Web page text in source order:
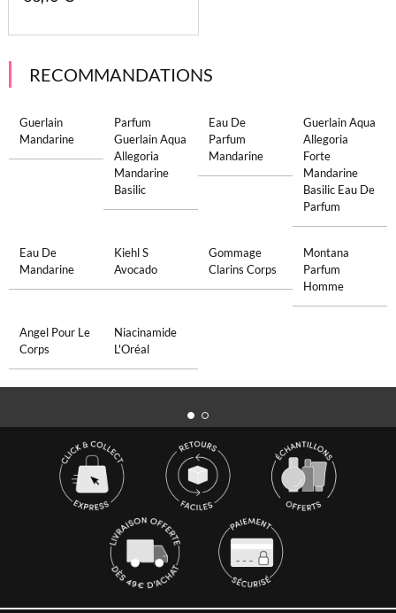
RECOMMANDATIONS
Guerlain
Mandarine
Parfum
Guerlain Aqua
Allegoria
Mandarine
Basilic
Eau De
Parfum
Mandarine
Guerlain Aqua
Allegoria
Forte
Mandarine
Basilic Eau De
Parfum
Eau De
Mandarine
Kiehl S
Avocado
Gommage
Clarins Corps
Montana
Parfum
Homme
Angel Pour Le
Corps
Niacinamide
L'Oréal